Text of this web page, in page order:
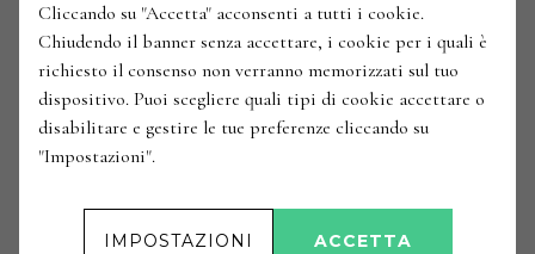
Cliccando su "Accetta" acconsenti a tutti i cookie.
Chiudendo il banner senza accettare, i cookie per i quali è
richiesto il consenso non verranno memorizzati sul tuo
dispositivo. Puoi scegliere quali tipi di cookie accettare o
disabilitare e gestire le tue preferenze cliccando su
"Impostazioni".
IMPOSTAZIONI ACCETTA